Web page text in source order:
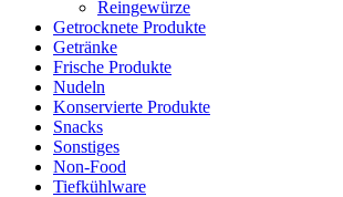
Reingewürze
Getrocknete Produkte
Getränke
Frische Produkte
Nudeln
Konservierte Produkte
Snacks
Sonstiges
Non-Food
Tiefkühlware